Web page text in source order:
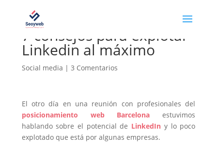
7 consejos para explotar
Linkedin al máximo
Social media | 3 Comentarios
El otro día en una reunión con profesionales del
posicionamiento web Barcelona estuvimos
hablando sobre el potencial de LinkedIn y lo poco
explotado que está por algunas empresas.